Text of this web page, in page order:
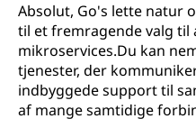
Absolut, Go's lette natur
til et fremragende valg til
mikroservices.Du kan
tjenester, der
indbyggede support til
af mange samtidige